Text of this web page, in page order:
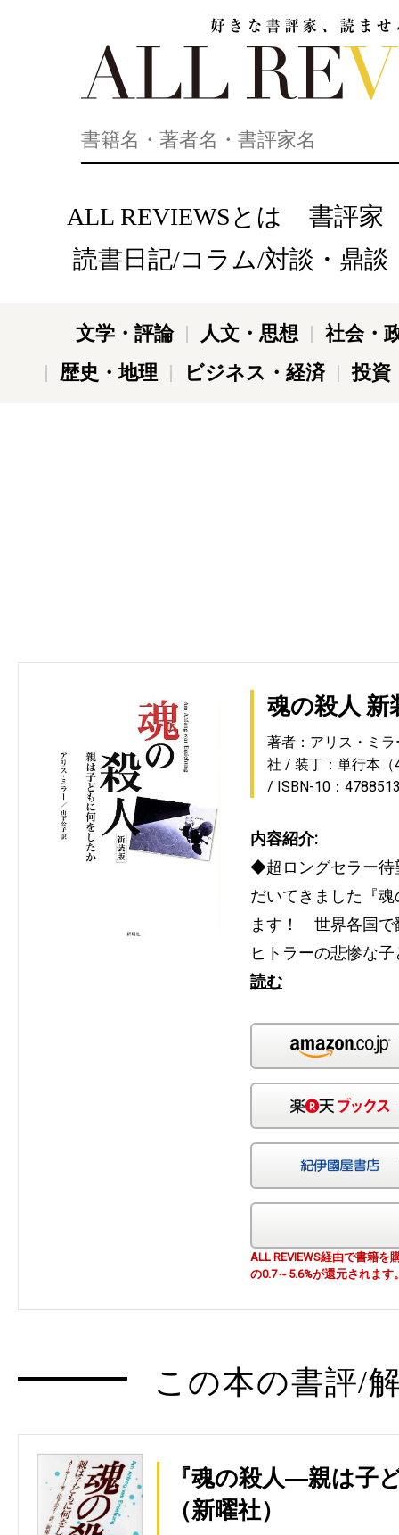
ALL REVIEWSとは
書評家
読書日記/コラム/対談・鼎談
文学・評論 人文・思想
社会・
歴史・地理
ビジネス・経済 投資
魂の殺人 新
著者：アリス・ミラ
社
装丁：単行本
ISBN-10：
内容紹介:
◆超ロングセラー
だいてきました『
ます！ 世界各国で
ヒトラーの悲惨な
読む
ALL REVIEWS経由で書籍
の0.7～5.6%が還元されます
この本の書評/
『魂の殺人―親は子
（新曜社）